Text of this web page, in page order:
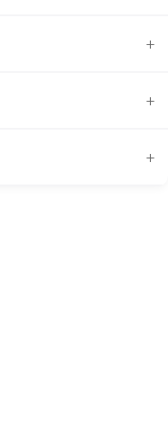
+
+
+